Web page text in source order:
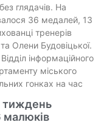
глядачів. На
36 медалей, 13
тренерів
Олени Будовіцької.
інформаційного
міського
гонках на час
тиждень
малюків